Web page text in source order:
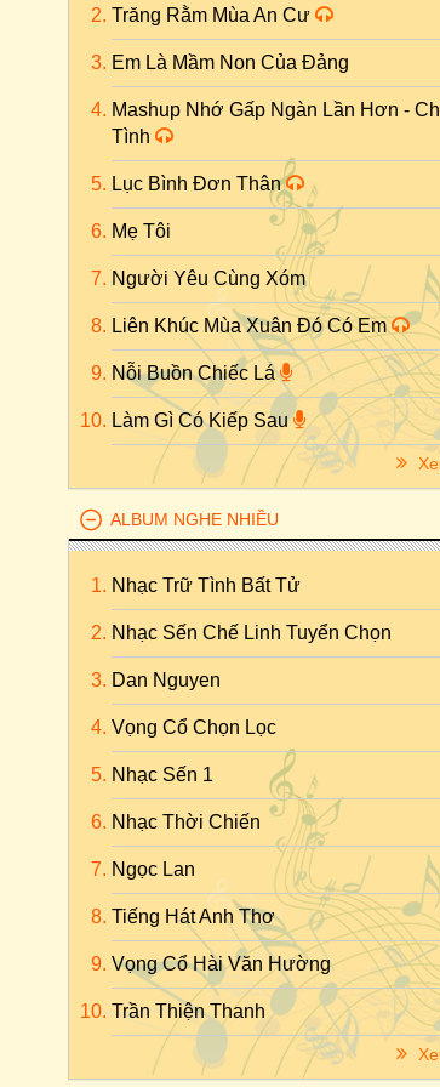
Trăng Rằm Mùa An Cư
Em Là Mầm Non Của Đảng
Mashup Nhớ Gấp Ngàn Lần Hơn -
Tình
Lục Bình Đơn Thân
Mẹ Tôi
Người Yêu Cùng Xóm
Liên Khúc Mùa Xuân Đó Có Em
Nỗi Buồn Chiếc Lá
Làm Gì Có Kiếp Sau
ALBUM NGHE NHIỀU
Nhạc Trữ Tình Bất Tử
Nhạc Sến Chế Linh Tuyển Chọn
Dan Nguyen
Vọng Cổ Chọn Lọc
Nhạc Sến 1
Nhạc Thời Chiến
Ngọc Lan
Tiếng Hát Anh Thơ
Vọng Cổ Hài Văn Hường
Trần Thiện Thanh